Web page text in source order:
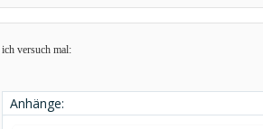
ich versuch mal:
Anhänge: